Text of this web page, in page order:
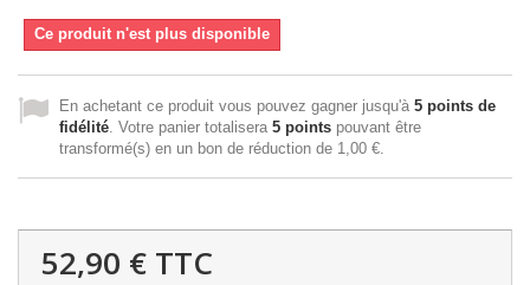
Ce produit n'est plus disponible
En achetant ce produit vous pouvez gagner jusqu'à 5 points de
fidélité . Votre panier totalisera 5 points pouvant être
transformé(s) en un bon de réduction de 1,00 €
52,90 € TTC